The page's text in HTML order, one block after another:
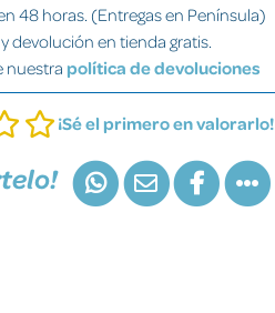
48 horas. (Entregas en Península)
devolución en tienda gratis.
nuestra política de devoluciones
¡Sé el primero en valorarlo!